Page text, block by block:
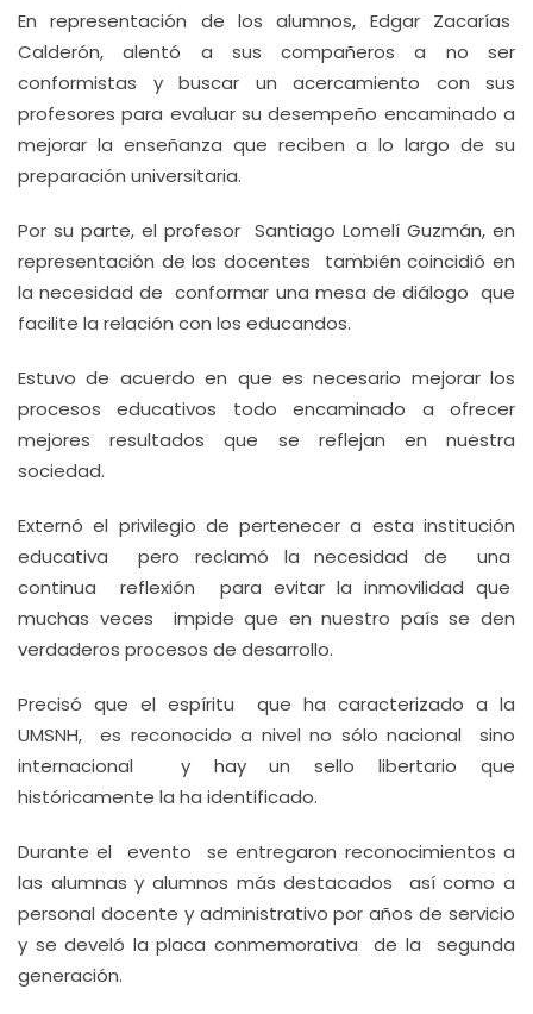
En representación de los alumnos, Edgar Zacarías
Calderón, alentó a sus compañeros a no ser
conformistas y buscar un acercamiento con sus
profesores para evaluar su desempeño encaminado a
mejorar la enseñanza que reciben a lo largo de su
preparación universitaria.
Por su parte, el profesor Santiago Lomelí Guzmán, en
representación de los docentes también coincidió en
la necesidad de conformar una mesa de diálogo que
facilite la relación con los educandos.
Estuvo de acuerdo en que es necesario mejorar los
procesos educativos todo encaminado a ofrecer
mejores resultados que se reflejan en nuestra
sociedad.
Externó el privilegio de pertenecer a esta institución
educativa pero reclamó la necesidad de una
continua reflexión para evitar la inmovilidad que
muchas veces impide que en nuestro país se den
verdaderos procesos de desarrollo.
Precisó que el espíritu que ha caracterizado a la
UMSNH, es reconocido a nivel no sólo nacional sino
internacional y hay un sello libertario que
históricamente la ha identificado.
Durante el evento se entregaron reconocimientos a
las alumnas y alumnos más destacados así como a
personal docente y administrativo por años de servicio
y se develó la placa conmemorativa de la segunda
generación.